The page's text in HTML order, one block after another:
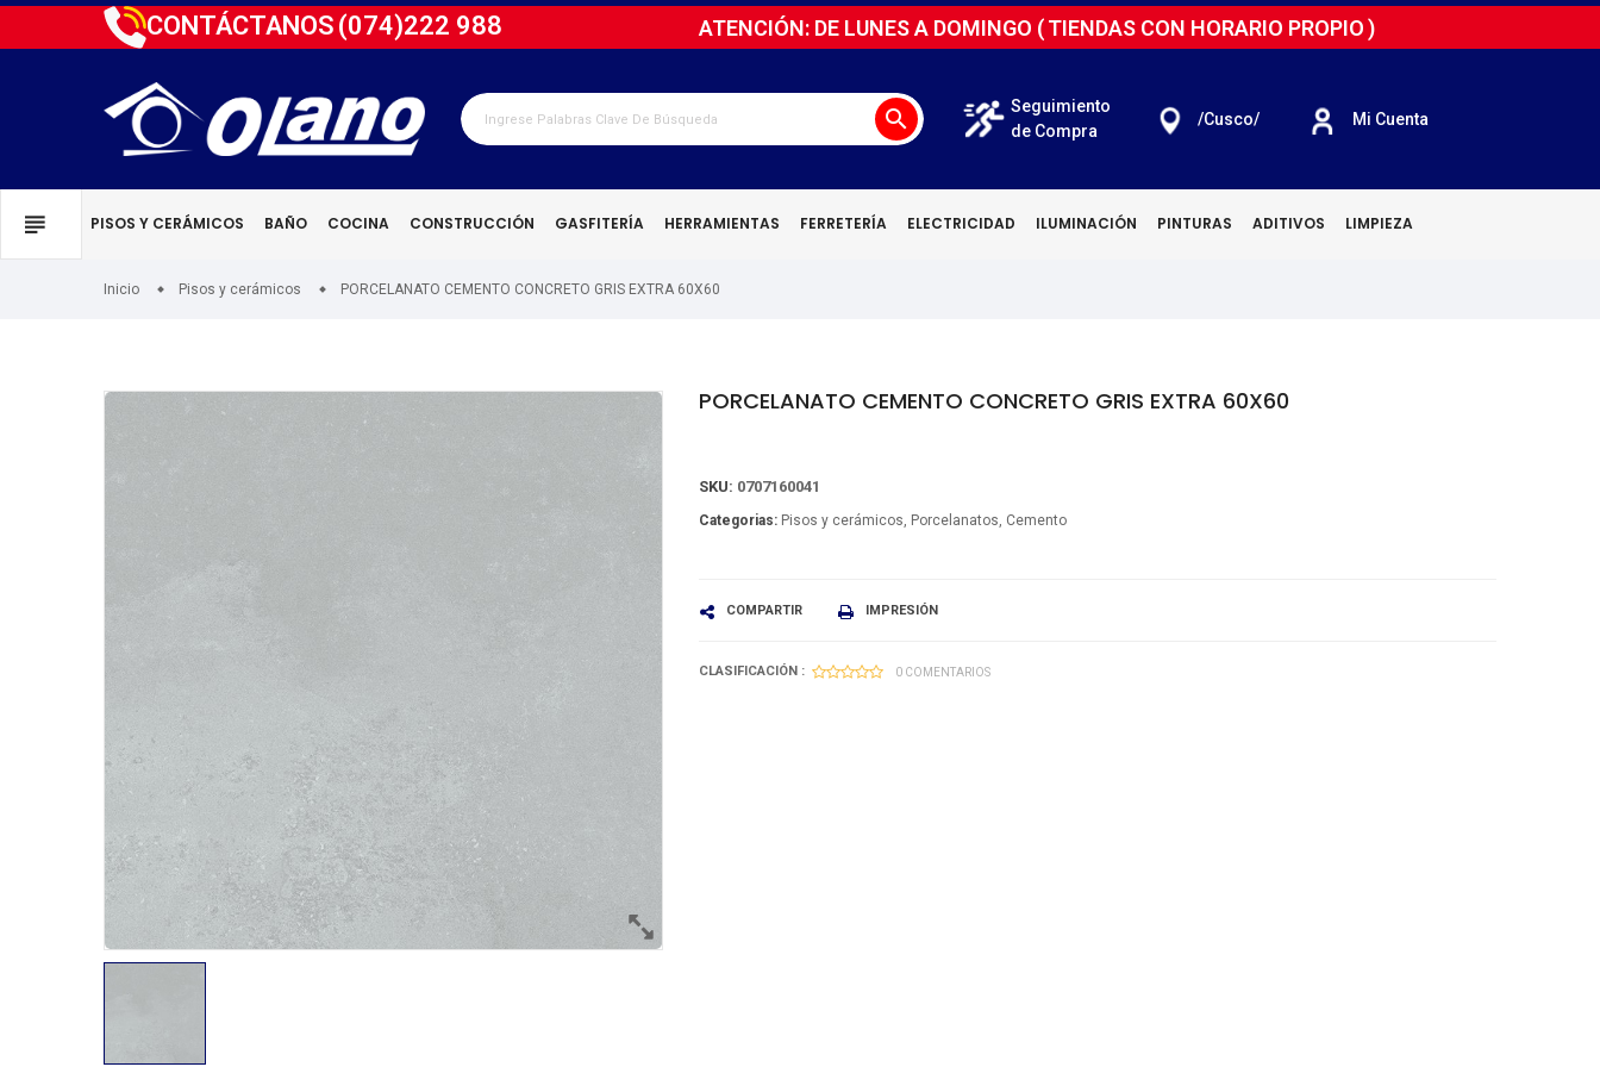
CONTÁCTANOS (074)222 988 ATENCIÓN: DE LUNES A DOMINGO (TIENDAS CON HORARIO PROPIO)
search
Seguimiento
de Compra
/cusco/ Mi Cuenta
PISOS Y CERÁMICOS BAÑO COCINA CONSTRUCCIÓN GASFITERÍA HERRAMIENTAS FERRETERÍA ELECTRICIDAD ILUMINACIÓN PINTURAS ADITIVOS LIMPIEZA
Inicio Pisos y cerámicos PORCELANATO CEMENTO CONCRETO GRIS EXTRA 60X60
PORCELANATO CEMENTO CONCRETO GRIS EXTRA 60X60
SKU: 0707160041
Categorias: Pisos y cerámicos Porcelanatos Cemento
COMPARTIR IMPRESIÓN
CLASIFICACIÓN : 0 COMENTARIOS